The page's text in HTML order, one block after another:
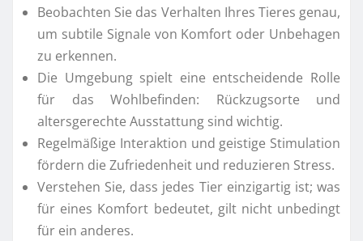
Beobachten Sie das Verhalten Ihres Tieres genau,
um subtile Signale von Komfort oder Unbehagen
zu erkennen.
Die Umgebung spielt eine entscheidende Rolle
für das Wohlbefinden: Rückzugsorte und
altersgerechte Ausstattung sind wichtig.
Regelmäßige Interaktion und geistige Stimulation
fördern die Zufriedenheit und reduzieren Stress.
Verstehen Sie, dass jedes Tier einzigartig ist; was
für eines Komfort bedeutet, gilt nicht unbedingt
für ein anderes.